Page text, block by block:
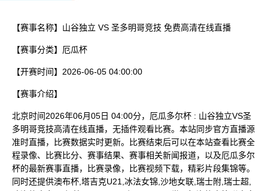
【赛事名称】 山谷独立 VS 圣多明哥竞技 免费高清在线直播
【赛事分类】 厄瓜杯
【开赛时间】 2026-06-05 04:00:00
【赛事介绍】
北京时间2026年06月05日 04:00分，厄瓜多尔杯 : 山谷独立VS圣
多明哥竞技高清在线直播，无插件观看比赛。本站同步官方直播源
准时直播，比赛数据实时更新。比赛结束后可以在本站查看比赛全
程录像、比赛比分、赛事结果、赛事相关新闻报道，以及厄瓜多尔
杯的最新赛事直播，比赛录像，比赛视频下载，精彩片段集锦等。
同时还提供澳布杯,塔吉克U21,冰法女锦,沙地女联,瑞士附,瑞士超,